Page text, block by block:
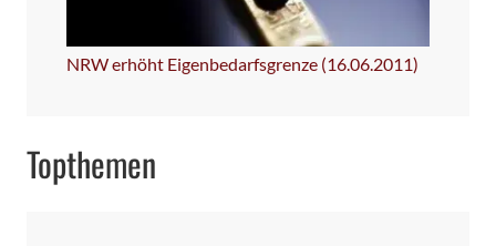
NRW erhöht Eigenbedarfsgrenze (16.06.2011)
Topthemen